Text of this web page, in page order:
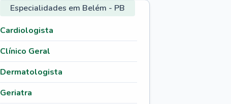
Especialidades em Belém - PB
Cardiologista
Clínico Geral
Dermatologista
Geriatra